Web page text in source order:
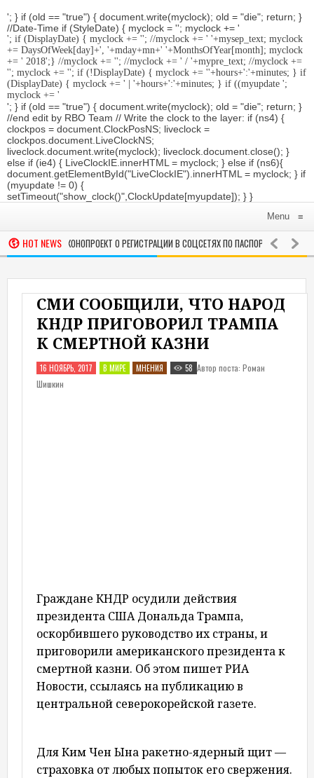
'; } if (old == "true") { document.write(myclock); old = "die"; return; }
//Date-Time if (StyleDate) { myclock = ''; myclock += '
'; if (DisplayDate) { myclock += ''; //myclock += ' '+mysep_text; myclock
+= DaysOfWeek[day]+', '+mday+mn+' '+MonthsOfYear[month]; myclock
+= ' 2018';} //myclock += ''; //myclock += ' / '+mypre_text; //myclock +=
''; myclock += ''; if (!DisplayDate) { myclock += ''+hours+':'+minutes; } if
(DisplayDate) { myclock += ' | '+hours+':'+minutes; } if ((myupdate ';
myclock += '
'; } if (old == "true") { document.write(myclock); old = "die"; return; }
//end edit by RBO Team // Write the clock to the layer: if (ns4) {
clockpos = document.ClockPosNS; liveclock =
clockpos.document.LiveClockNS;
liveclock.document.write(myclock); liveclock.document.close(); }
else if (ie4) { LiveClockIE.innerHTML = myclock; } else if (ns6){
document.getElementById("LiveClockIE").innerHTML = myclock; } if
(myupdate != 0) {
setTimeout("show_clock()",ClockUpdate[myupdate]); } }
Menu ≡
HOT NEWS
ГОСДУМУ ЗАКОНОПРОЕКТ О РЕГИСТРАЦИИ В СОЦСЕТЯХ ПО ПАСПОРТУ В
СМИ СООБЩИЛИ, ЧТО НАРОД
КНДР ПРИГОВОРИЛ ТРАМПА
К СМЕРТНОЙ КАЗНИ
16 НОЯБРЬ, 2017 В МИРЕ МНЕНИЯ 58 Автор поста: Роман
Шишкин
Граждане КНДР осудили действия
президента США Дональда Трампа,
оскорбившего руководство их страны, и
приговорили американского президента к
смертной казни. Об этом пишет РИА
Новости, ссылаясь на публикацию в
центральной северокорейской газете.
Для Ким Чен Ына ракетно-ядерный щит —
страховка от любых попыток его свержения.